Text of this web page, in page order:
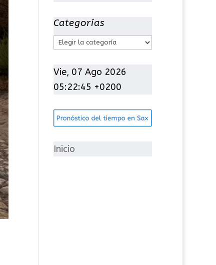
Categorías
C
t
e
o
í
Vie, 07 Ago 2026
05:22:46 +0200
Inicio